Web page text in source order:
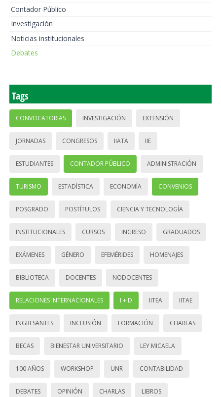
Contador Público
Investigación
Noticias institucionales
Debates
Tags
CONVOCATORIAS INVESTIGACIÓN EXTENSIÓN
JORNADAS CONGRESOS IIATA IIE
ESTUDIANTES CONTADOR PÚBLICO ADMINISTRACIÓN
TURISMO ESTADÍSTICA ECONOMÍA CONVENIOS
POSGRADO POSTÍTULOS CIENCIA Y TECNOLOGÍA
INSTITUCIONALES CURSOS INGRESO GRADUADOS
EXÁMENES GÉNERO EFEMÉRIDES HOMENAJES
BIBLIOTECA DOCENTES NODOCENTES
RELACIONES INTERNACIONALES I + D IITEA IITAE
INGRESANTES INCLUSIÓN FORMACIÓN CHARLAS
BECAS BIENESTAR UNIVERSITARIO LEY MICAELA
100 AÑOS WORKSHOP UNR CONTABILIDAD
DEBATES OPINIÓN CHARLAS LIBROS